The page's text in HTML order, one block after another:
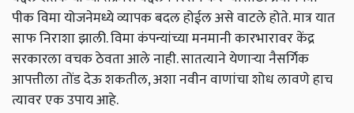
पीक विमा योजनेमध्ये व्यापक बदल होईल असे वाटले होते. मात्र यात
साफ निराशा झाली. विमा कंपन्यांच्या मनमानी कारभारावर केंद्र
सरकारला वचक ठेवता आले नाही. सातत्याने येणाऱ्या नैसर्गिक
आपत्तीला तोंड देऊ शकतील, अशा नवीन वाणांचा शोध लावणे हाच
त्यावर एक उपाय आहे.